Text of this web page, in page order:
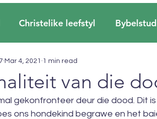
Christelike leefstyl
Timotheus
van die
Mar 4, 2021 1 min read
gekonfronteer deur die dood. Dit
ons hondekind begrawe en het